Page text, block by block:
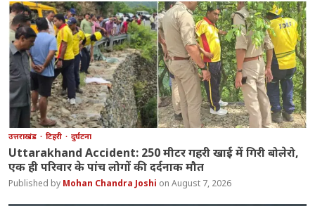
उत्तराखंड टिहरी दुर्घटना
Uttarakhand Accident: 250 मीटर गहरी खाई में गिरी बोलेरो,
एक ही परिवार के पांच लोगों की दर्दनाक मौत
Mohan Chandra Joshi August 7, 2026